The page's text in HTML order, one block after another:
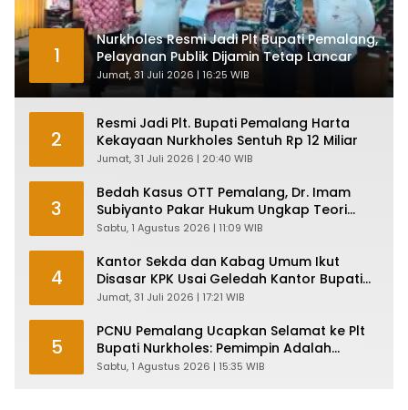
1
Nurkholes Resmi Jadi Plt Bupati Pemalang,
Pelayanan Publik Dijamin Tetap Lancar
Jumat, 31 Juli 2026 | 16:25 WIB
2
Resmi Jadi Plt. Bupati Pemalang Harta
Kekayaan Nurkholes Sentuh Rp 12 Miliar
Jumat, 31 Juli 2026 | 20:40 WIB
3
Bedah Kasus OTT Pemalang, Dr. Imam
Subiyanto Pakar Hukum Ungkap Teori
Penyertaan KPK
Sabtu, 1 Agustus 2026 | 11:09 WIB
4
Kantor Sekda dan Kabag Umum Ikut
Disasar KPK Usai Geledah Kantor Bupati
Pemalang
Jumat, 31 Juli 2026 | 17:21 WIB
5
PCNU Pemalang Ucapkan Selamat ke Plt
Bupati Nurkholes: Pemimpin Adalah
Pelayan Rakyat!
Sabtu, 1 Agustus 2026 | 15:35 WIB